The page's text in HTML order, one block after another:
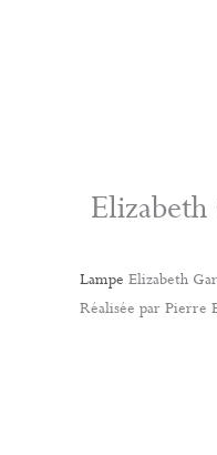
Lampe Elizabeth
Réalisée par Pierre